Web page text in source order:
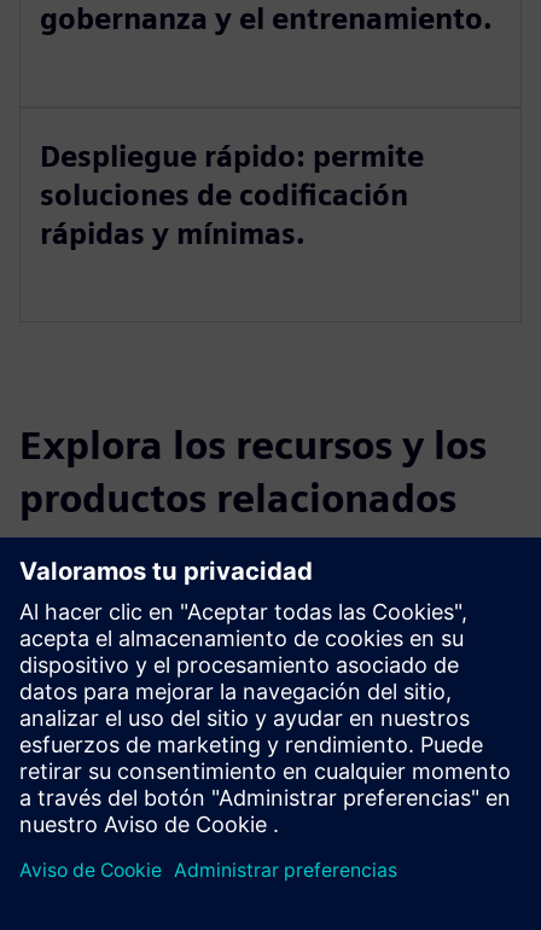
gobernanza y el entrenamiento.
Despliegue rápido: permite
soluciones de codificación
rápidas y mínimas.
Explora los recursos y los
productos relacionados
Información y recursos adicionales
Automatice sus procesos empresariales con código bajo
Acelere la transformación digital con Mendix Low-Code
La guía completa de código bajo
Requisitos previos